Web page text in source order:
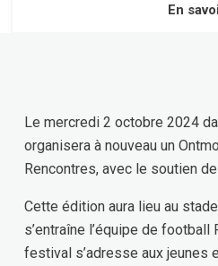
En
Le mercredi 2 octobre 2024
organisera à nouveau un
Rencontres, avec le soutien
Cette édition aura lieu au
s’entraîne l’équipe de
festival s’adresse aux jeunes